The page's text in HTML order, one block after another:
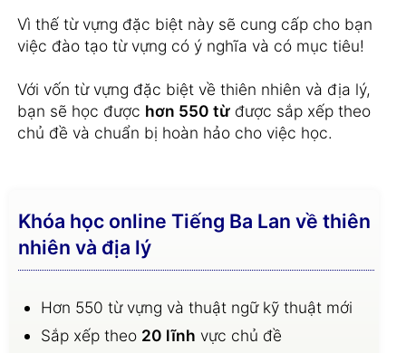
Vì thế từ vựng đặc biệt này sẽ cung cấp cho bạn
việc đào tạo từ vựng có ý nghĩa và có mục tiêu!
Với vốn từ vựng đặc biệt về thiên nhiên và địa lý,
bạn sẽ học được hơn 550 từ được sắp xếp theo
chủ đề và chuẩn bị hoàn hảo cho việc học.
Khóa học online Tiếng Ba Lan về thiên
nhiên và địa lý
Hơn 550 từ vựng và thuật ngữ kỹ thuật mới
Sắp xếp theo 20 lĩnh vực chủ đề